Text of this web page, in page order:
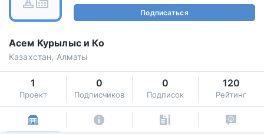
Подписаться
Асем Курылыс и Ко
Казахстан, Алматы
1
Проект
0
Подписчиков
0
Подписок
120
Рейтинг